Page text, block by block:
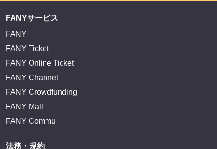
FANY IDに登録・ログインする
FANYサービス
FANY
FANY Ticket